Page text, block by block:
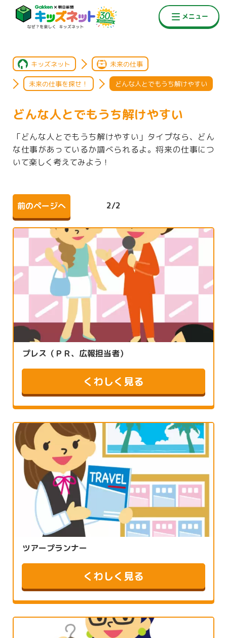
キッズネット 未来の仕事
未来の仕事を探せ！ どんな人とでもうち解けやすい
どんな人とでもうち解けやすい
「どんな人とでもうち解けやすい」タイプなら、どん
な仕事があっているか調べられるよ。将来の仕事につ
いて楽しく考えてみよう！
前のページへ 2/2
プレス（ＰＲ、広報担当者）
くわしく見る
ツアープランナー
くわしく見る